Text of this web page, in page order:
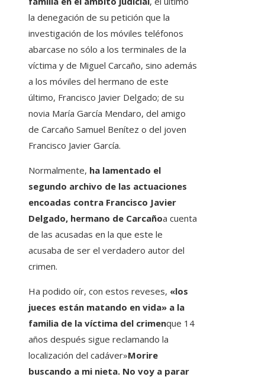
la denegación de su petición que la
investigación de los móviles teléfonos
abarcase no sólo a los terminales de la
víctima y de Miguel Carcaño, sino además
a los móviles del hermano de este
último, Francisco Javier Delgado; de su
novia María García Mendaro, del amigo
de Carcaño Samuel Benítez o del joven
Francisco Javier García.
Normalmente, ha lamentado el
segundo archivo de las actuaciones
encoadas contra Francisco Javier
Delgado, hermano de Carcañoa cuenta
de las acusadas en la que este le
acusaba de ser el verdadero autor del
crimen.
Ha podido oír, con estos reveses, «los
jueces están matando en vida» a la
familia de la víctima del crimenque 14
años después sigue reclamando la
localización del cadáver»Morire
buscando a mi nieta. No voy a parar